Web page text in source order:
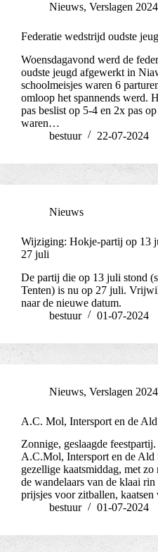
Nieuws, Verslagen 2024
Federatie wedstrijd oudste
Woensdagavond werd de
oudste jeugd afgewerkt in
schoolmeisjes waren 6
omloop het spannends werd.
pas beslist op 5-4 en 2x pas
waren…
bestuur
22-07-2024
Nieuws
Wijziging: Hokje-partij op 13
27 juli
De partij die op 13 juli stond
Tenten) is nu op 27 juli.
naar de nieuwe datum.
bestuur
01-07-2024
Nieuws, Verslagen 2024
A.C. Mol, Intersport en de
Zonnige, geslaagde
A.C.Mol, Intersport en de Ald
gezellige kaatsmiddag, met zo
de wandelaars van de klaai
prijsjes voor zitballen,
bestuur
01-07-2024